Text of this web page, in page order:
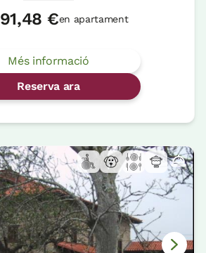
91,48 €en apartament
Més informació
Reserva ara